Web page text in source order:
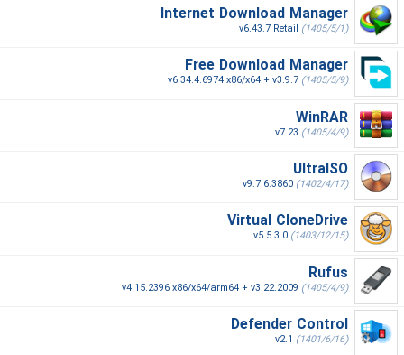
Internet Download Manager
v6.43.7 Retail (1405/5/1)
Free Download Manager
v6.34.4.6974 x86/x64 + v3.9.7 (1405/5/9)
WinRAR
v7.23 (1405/4/9)
UltraISO
v9.7.6.3860 (1402/4/17)
Virtual CloneDrive
v5.5.3.0 (1403/12/15)
Rufus
v4.15.2396 x86/x64/arm64 + v3.22.2009 (1405/4/9)
Defender Control
v2.1 (1401/6/16)